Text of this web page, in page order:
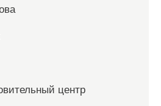
центр